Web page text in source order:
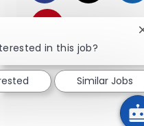
pinterestでシ
in this job?
Similar Jobs